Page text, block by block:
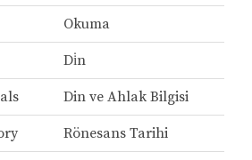
Okuma
Di̇n
Din ve Ahlak Bilgisi
Rönesans Tarihi